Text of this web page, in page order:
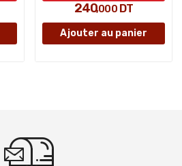
240,000DT
Ajouter au panier